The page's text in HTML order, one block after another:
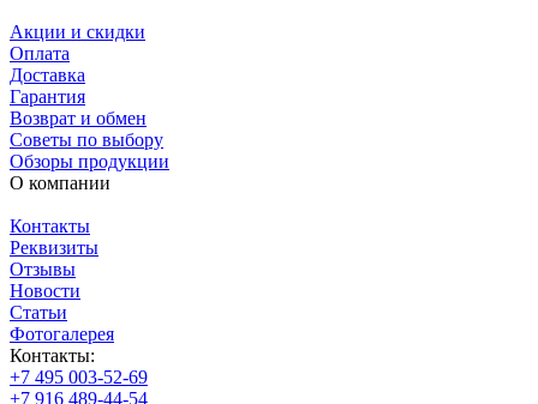
Акции и скидки
Оплата
Доставка
Гарантия
Возврат и обмен
Советы по выбору
Обзоры продукции
О компании
Контакты
Реквизиты
Отзывы
Новости
Статьи
Фотогалерея
Контакты:
+7 495 003-52-69
+7 916 489-44-54